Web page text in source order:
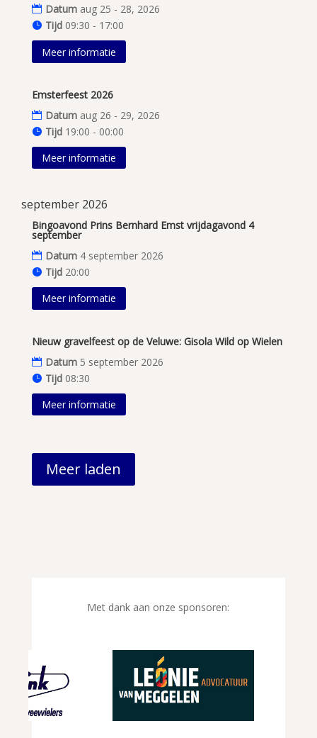
Datum aug 25 - 28, 2026
Tijd 09:30 - 17:00
Meer informatie
Emsterfeest 2026
Datum aug 26 - 29, 2026
Tijd 19:00 - 00:00
Meer informatie
september 2026
Bingoavond Prins Bernhard Emst vrijdagavond 4
september
Datum 4 september 2026
Tijd 20:00
Meer informatie
Nieuw gravelfeest op de Veluwe: Gisola Wild op Wielen
Datum 5 september 2026
Tijd 08:30
Meer informatie
Meer laden
Met dank aan onze sponsoren: